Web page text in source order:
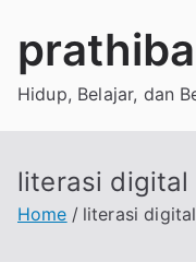
content
Hidup, Belajar, dan
literasi digital
Home literasi